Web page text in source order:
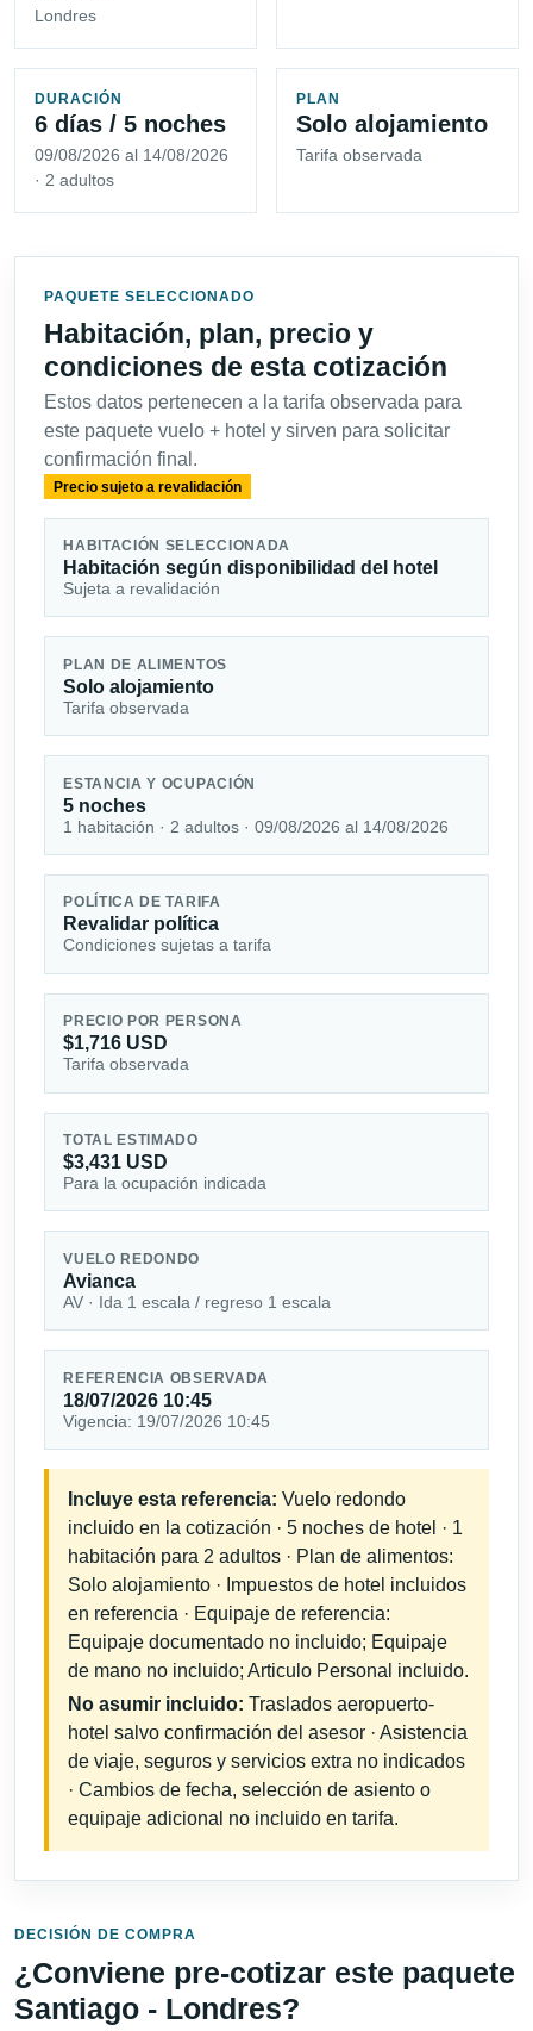
Londres
DURACIÓN
6 días / 5 noches
09/08/2026 al 14/08/2026
· 2 adultos
PLAN
Solo alojamiento
Tarifa observada
PAQUETE SELECCIONADO
Habitación, plan, precio y
condiciones de esta cotización
Estos datos pertenecen a la tarifa observada para
este paquete vuelo + hotel y sirven para solicitar
confirmación final.
Precio sujeto a revalidación
HABITACIÓN SELECCIONADA
Habitación según disponibilidad del hotel
Sujeta a revalidación
PLAN DE ALIMENTOS
Solo alojamiento
Tarifa observada
ESTANCIA Y OCUPACIÓN
5 noches
1 habitación · 2 adultos · 09/08/2026 al 14/08/2026
POLÍTICA DE TARIFA
Revalidar política
Condiciones sujetas a tarifa
PRECIO POR PERSONA
$1,716 USD
Tarifa observada
TOTAL ESTIMADO
$3,431 USD
Para la ocupación indicada
VUELO REDONDO
Avianca
AV · Ida 1 escala / regreso 1 escala
REFERENCIA OBSERVADA
18/07/2026 10:45
Vigencia: 19/07/2026 10:45
Incluye esta referencia: Vuelo redondo
incluido en la cotización · 5 noches de hotel · 1
habitación para 2 adultos · Plan de alimentos:
Solo alojamiento · Impuestos de hotel incluidos
en referencia · Equipaje de referencia:
Equipaje documentado no incluido; Equipaje
de mano no incluido; Articulo Personal incluido.
No asumir incluido: Traslados aeropuerto-
hotel salvo confirmación del asesor · Asistencia
de viaje, seguros y servicios extra no indicados
· Cambios de fecha, selección de asiento o
equipaje adicional no incluido en tarifa.
DECISIÓN DE COMPRA
¿Conviene pre-cotizar este paquete
Santiago - Londres?